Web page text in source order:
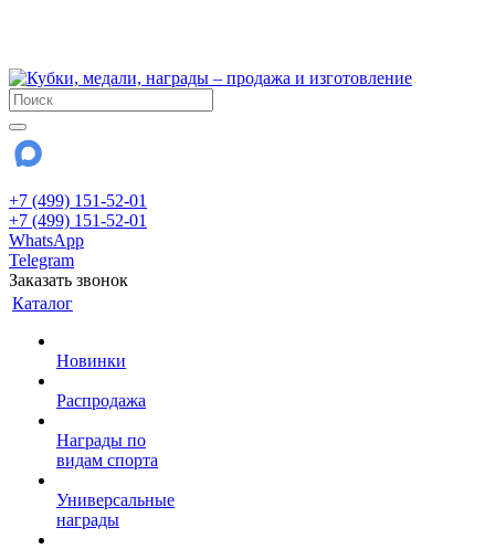
+7 (499) 151-52-01
+7 (499) 151-52-01
WhatsApp
Telegram
Заказать звонок
Каталог
Новинки
Распродажа
Награды по
видам спорта
Универсальные
награды